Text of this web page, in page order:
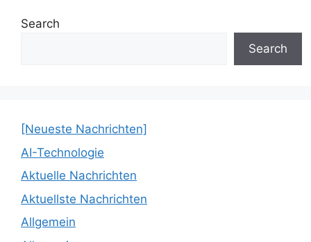
Search
Search
[Neueste Nachrichten]
AI-Technologie
Aktuelle Nachrichten
Aktuellste Nachrichten
Allgemein